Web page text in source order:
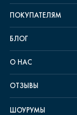
ПОКУПАТЕЛЯМ
БЛОГ
О НАС
ОТЗЫВЫ
ШОУРУМЫ